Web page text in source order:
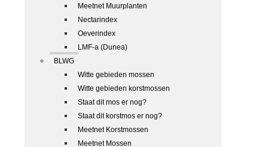
Meetnet Muurplanten
Nectarindex
Oeverindex
LMF-a (Dunea)
BLWG
Witte gebieden mossen
Witte gebieden korstmossen
Staat dit mos er nog?
Staat dit korstmos er nog?
Meetnet Korstmossen
Meetnet Mossen